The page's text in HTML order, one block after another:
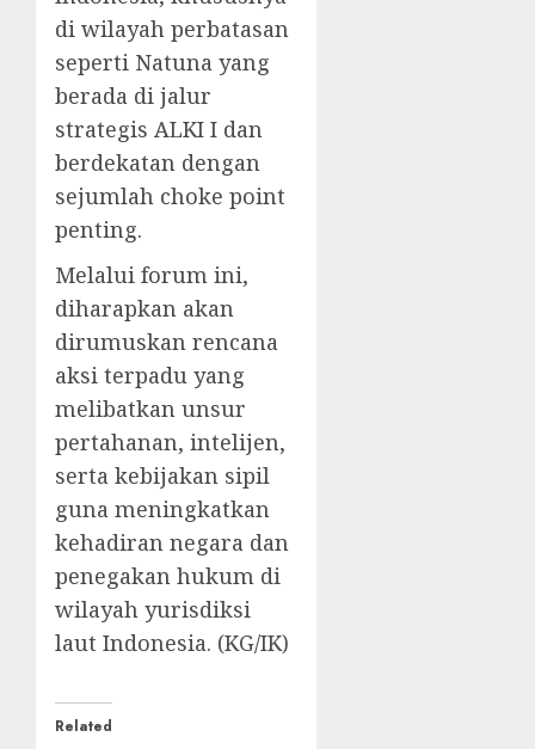
di wilayah perbatasan
seperti Natuna yang
berada di jalur
strategis ALKI I dan
berdekatan dengan
sejumlah choke point
penting.
Melalui forum ini,
diharapkan akan
dirumuskan rencana
aksi terpadu yang
melibatkan unsur
pertahanan, intelijen,
serta kebijakan sipil
guna meningkatkan
kehadiran negara dan
penegakan hukum di
wilayah yurisdiksi
laut Indonesia. (KG/IK)
Related